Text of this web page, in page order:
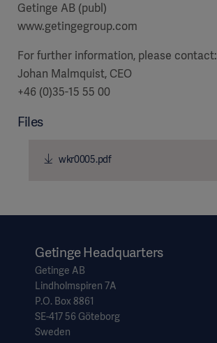
Getinge AB (publ)
www.getingegroup.com
For further information, please contact:
Johan Malmquist, CEO
+46 (0)35-15 55 00
Files
wkr0005.pdf
Getinge Headquarters
Getinge AB
Lindholmspiren 7A
P.O. Box 8861
SE-417 56 Göteborg
Sweden